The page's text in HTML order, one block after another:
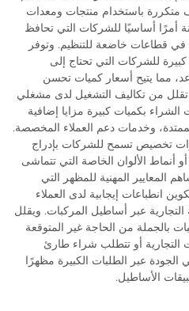
متكررة باستخدام منتجات ومعدات
أمرًا أساسيًا للشركات التي تحافظ
قطاعات خاضعة للتنظيم. وتوفر
كبيرة للشركات التي تحتاج إلى
مما يتيح أسعار كميات تحسن
تقلل من تكاليف التشغيل لدى مشغلي
الشراء بكميات كبيرة مزايا إضافية
وخدمات دعم العملاء المخصصة.
تخصيص تسمح للشركات بإدراج
أنماط الألوان الخاصة التي تتماشى
المعايير المهنية للمظهر التي
انطباعات إيجابية لدى العملاء
عبر أساطيل المركبات. ويقلل
بالجملة من الحاجة غير المتوقعة
التجارية أو تتطلب شراء طارئ
عبر الطلبات الكبيرة مظهرًا
الأساطيل.